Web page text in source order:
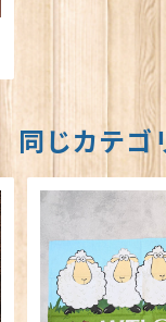
同じカテゴ